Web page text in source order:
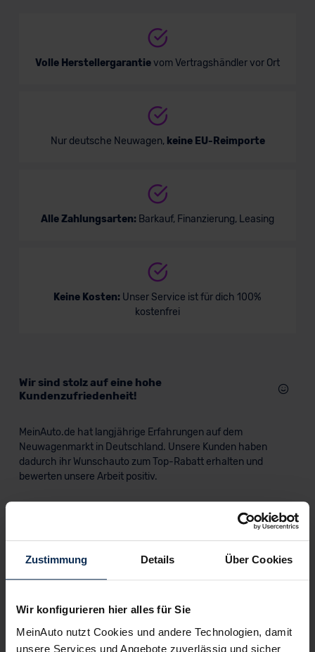
Zustimmung Details Über Cookies
Wir konfigurieren hier alles für Sie
MeinAuto nutzt Cookies und andere Technologien, damit
unsere Services und Angebote zuverlässig und sicher
Volle Herstellergarantievom Vertragshändler vor Ort
Nur deutsche Neuwagen, keine EU-Reimporte
Alle Zahlungsarten: Barkauf, Finanzierung, Leasing
Keine Kosten: Unser Service ist für dich 100%
kostenfrei
Wir sind stolz auf eine hohe
Kundenzufriedenheit!
MeinAuto.de hat langjährige Erfahrungen auf dem
Neuwagenmarkt in Deutschland. Unsere Kunden haben
dadurch ihr Wunschauto zum Top-Rabatt erhalten und
bewerten unsere Arbeit positiv.